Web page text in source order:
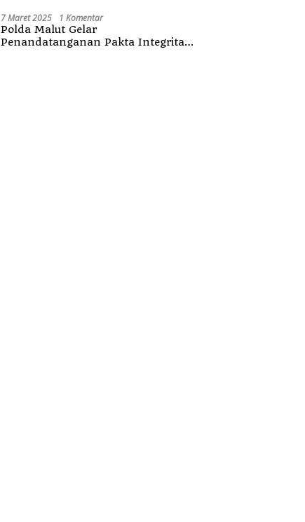
7 Maret 2025 1 Komentar
Polda Malut Gelar
Penandatanganan Pakta Integritas